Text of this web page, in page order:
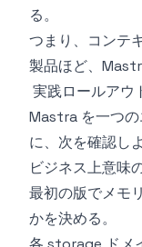
る。
つまり、コンテ
製品ほど、
実践ロールアウ
Mastra を一つ
に、次を確認しよ
ビジネス上意味
最初の版でメモ
かを決める。